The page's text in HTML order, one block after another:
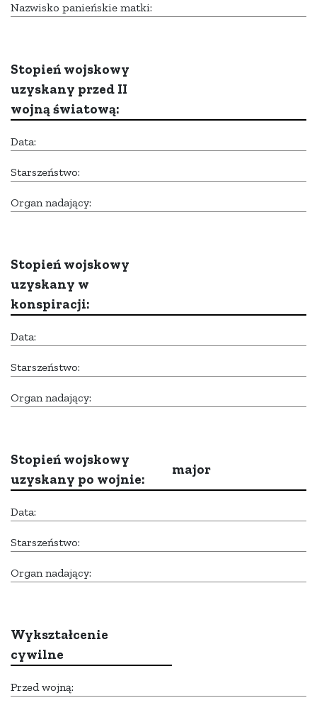
Nazwisko panieńskie matki:
Stopień wojskowy
uzyskany przed II
wojną światową:
Data:
Starszeństwo:
Organ nadający:
Stopień wojskowy
uzyskany w
konspiracji:
Data:
Starszeństwo:
Organ nadający:
Stopień wojskowy
uzyskany po wojnie:
major
Data:
Starszeństwo:
Organ nadający:
Wykształcenie
cywilne
Przed wojną: